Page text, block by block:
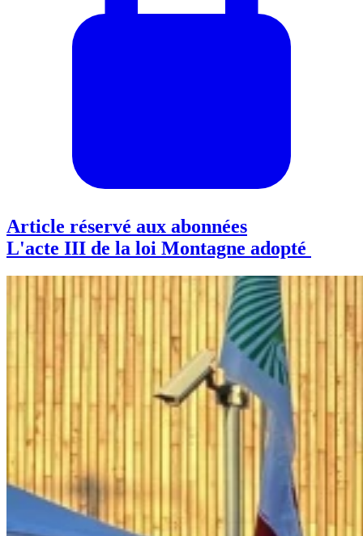
Article réservé aux abonnées
L'acte III de la loi Montagne adopté